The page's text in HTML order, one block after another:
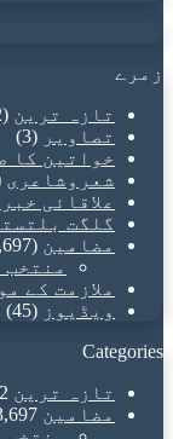
زمرے
تازہ ترین (12,742)
تصاویر (3)
خواتین کا
شعروشاعری
علاقائی
گلگت
مضامین (3,697)
منتخب
ملازمت کے
ویڈیوز (45)
Categories
تازہ ترین
مضامین